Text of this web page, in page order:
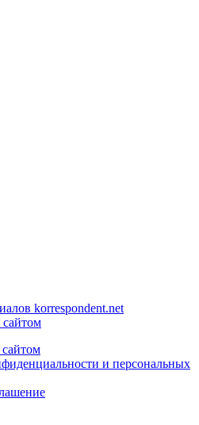
korrespondent.net
сайтом
и персональных